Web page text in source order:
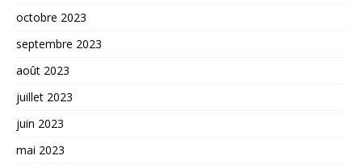
octobre 2023
septembre 2023
août 2023
juillet 2023
juin 2023
mai 2023